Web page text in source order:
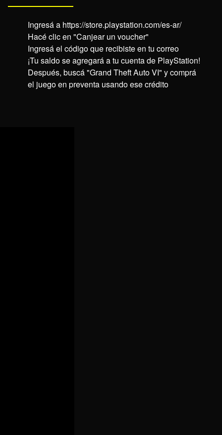
Ingresá a https://store.playstation.com/es-ar/
Hacé clic en "Canjear un voucher"
Ingresá el código que recibiste en tu correo
¡Tu saldo se agregará a tu cuenta de PlayStation!
Después, buscá "Grand Theft Auto VI" y comprá
el juego en preventa usando ese crédito